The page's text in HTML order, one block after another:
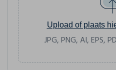
Upload of plaats
JPG, PNG, AI, EPS,